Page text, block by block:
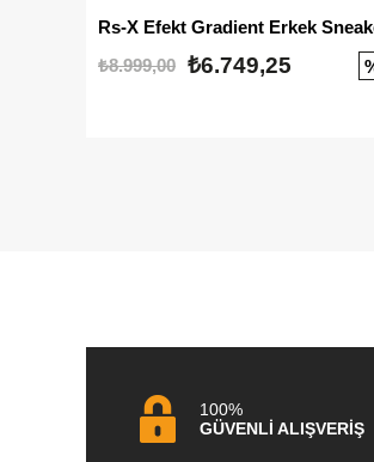
Rs-X Efekt Gradient Erkek
₺8.999,00 ₺6.749,25
100%
GÜVENLİ ALIŞVERİŞ